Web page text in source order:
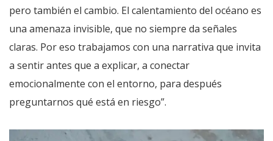
pero también el cambio. El calentamiento del océano es
una amenaza invisible, que no siempre da señales
claras. Por eso trabajamos con una narrativa que invita
a sentir antes que a explicar, a conectar
emocionalmente con el entorno, para después
preguntarnos qué está en riesgo”.